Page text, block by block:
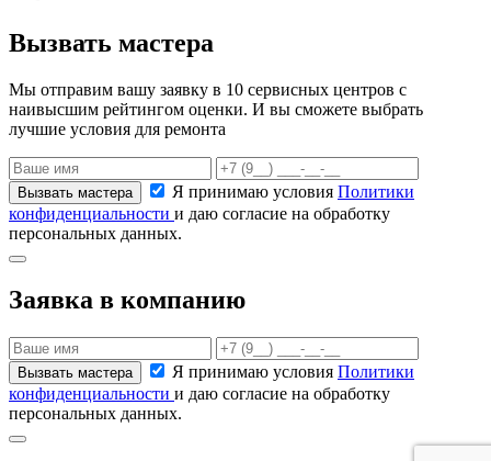
Вызвать мастера
Мы отправим вашу заявку в 10 сервисных центров с
наивысшим рейтингом оценки. И вы сможете выбрать
лучшие условия для ремонта
Я принимаю условия Политики
конфиденциальности и даю согласие на обработку
персональных данных.
Заявка в компанию
Я принимаю условия Политики
конфиденциальности и даю согласие на обработку
персональных данных.